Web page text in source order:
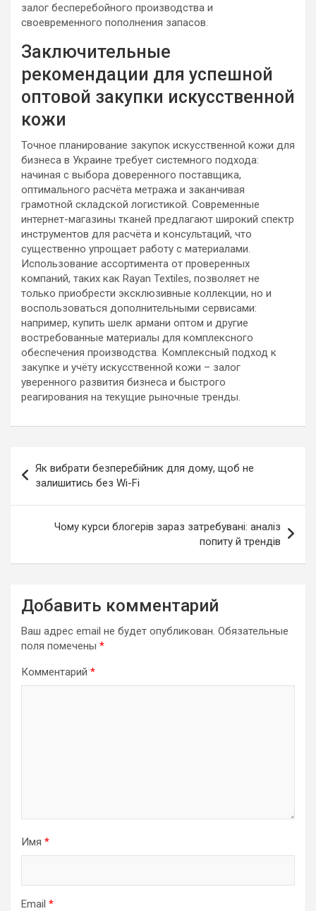
залог бесперебойного производства и
своевременного пополнения запасов.
Заключительные
рекомендации для успешной
оптовой закупки искусственной
кожи
Точное планирование закупок искусственной кожи для
бизнеса в Украине требует системного подхода:
начиная с выбора доверенного поставщика,
оптимального расчёта метража и заканчивая
грамотной складской логистикой. Современные
интернет-магазины тканей предлагают широкий спектр
инструментов для расчёта и консультаций, что
существенно упрощает работу с материалами.
Использование ассортимента от проверенных
компаний, таких как Rayan Textiles, позволяет не
только приобрести эксклюзивные коллекции, но и
воспользоваться дополнительными сервисами:
например, купить шелк армани оптом и другие
востребованные материалы для комплексного
обеспечения производства. Комплексный подход к
закупке и учёту искусственной кожи – залог
уверенного развития бизнеса и быстрого
реагирования на текущие рыночные тренды.
по
записям
Як вибрати безперебійник для дому, щоб не
залишитись без Wi-Fi
Чому курси блогерів зараз затребувані: аналіз
попиту й трендів
Добавить комментарий
Ваш адрес email не будет опубликован. Обязательные
поля помечены *
Комментарий *
Имя *
Email *